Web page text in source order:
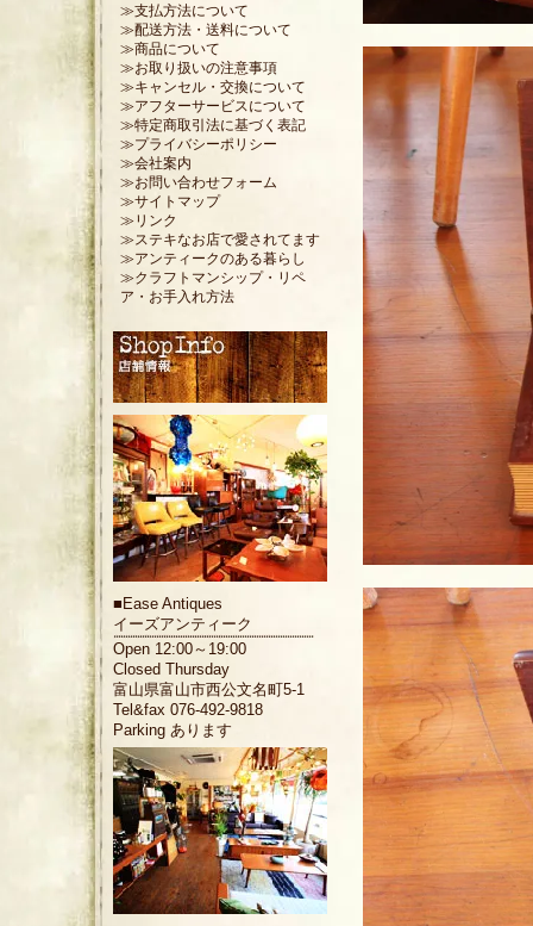
≫支払方法について
≫配送方法・送料について
≫商品について
≫お取り扱いの注意事項
≫キャンセル・交換について
≫アフターサービスについて
≫特定商取引法に基づく表記
≫プライバシーポリシー
≫会社案内
≫お問い合わせフォーム
≫サイトマップ
≫リンク
≫ステキなお店で愛されてます
≫アンティークのある暮らし
≫クラフトマンシップ・リペ
ア・お手入れ方法
■ Ease Antiques
イーズアンティーク
Open 12:00～19:00
Closed Thursday
富山県富山市西公文名町5-1
Tel&fax 076-492-9818
Parking あります